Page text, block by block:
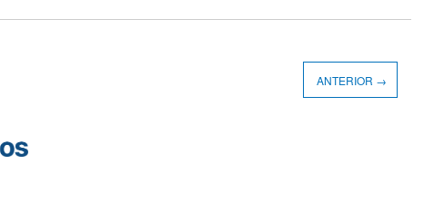
ANTERIOR →